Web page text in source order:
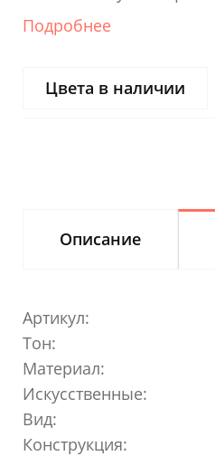
Подробнее
Цвета в наличии
Описание
Артикул:
Тон:
Материал:
Искусственные:
Вид:
Конструкция: